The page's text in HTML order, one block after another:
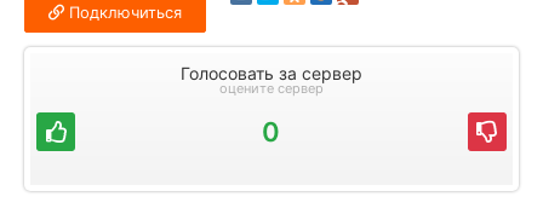
Подключиться
Голосовать за сервер
оцените сервер
0